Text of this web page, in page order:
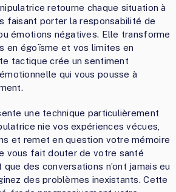
retourne chaque situation à
faisant porter la responsabilité de
émotions négatives. Elle transforme
en égoïsme et vos limites en
tactique crée un sentiment
qui vous pousse à
une technique particulièrement
nie vos expériences vécues,
et remet en question votre mémoire
vous fait douter de votre santé
des conversations n’ont jamais eu
des problèmes inexistants. Cette